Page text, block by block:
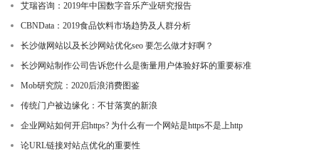
艾瑞咨询：2019年中国数字音乐产业研究报告
CBNData：2019食品饮料市场趋势及人群分析
长沙做网站以及长沙网站优化seo 要怎么做才好啊？
长沙网站制作公司告诉您什么是衡量用户体验好坏的重要标准
Mob研究院：2020后浪消费图鉴
传统门户被边缘化：不甘落寞的新浪
企业网站如何开启https? 为什么有一个网站是https不是上http
论URL链接对站点优化的重要性